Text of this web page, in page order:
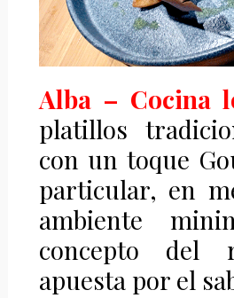
Alba – Cocina
platillos
con un toque
particular, en
ambiente
concepto del
apuesta por el